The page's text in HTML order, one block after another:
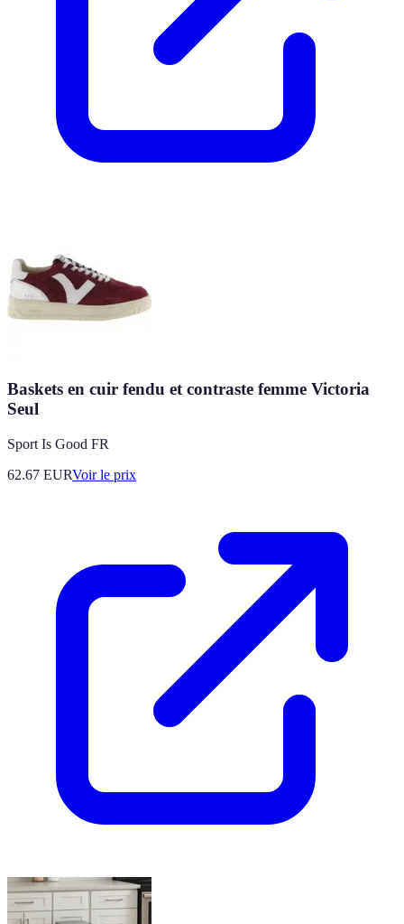
Baskets en cuir fendu et contraste femme Victoria
Seul
Sport Is Good FR
62.67 EURVoir le prix